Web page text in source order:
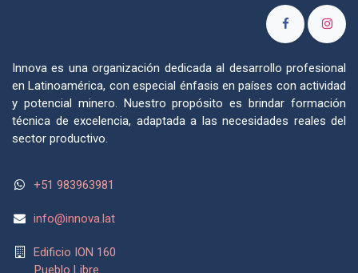
Innova es una organización dedicada al desarrollo profesional
en Latinoamérica, con especial énfasis en países con actividad
y potencial minero. Nuestro propósito es brindar formación
técnica de excelencia, adaptada a las necesidades reales del
sector productivo.
+51 983963981
info@innova.lat
Edificio ION 160
Pueblo Libre